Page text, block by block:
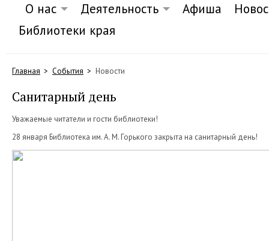
О нас Деятельность Афиша
Библиотеки края
Главная События Новости
Санитарный день
Уважаемые читатели и гости библиотеки!
28 января Библиотека им. А. М. Горького закрыта на санитарный день!